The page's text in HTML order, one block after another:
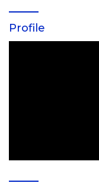
Profile